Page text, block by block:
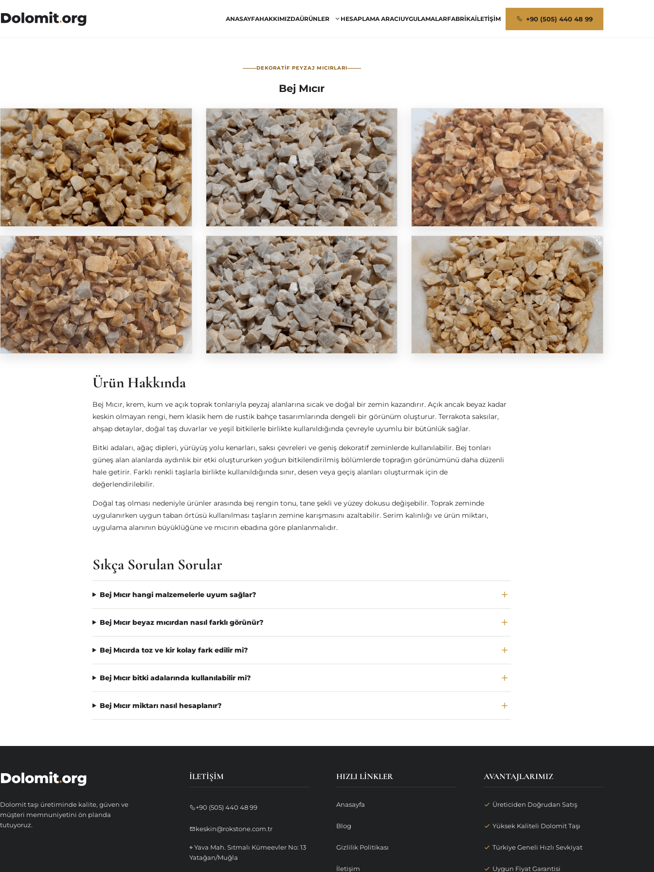
ANASAYFAHAKKIMIZDAÜRÜNLER HESAPLAMA ARACIUYGULAMALARFABRIKAİLETIŞIM +90 (505) 440 48 99
DEKORATIF PEYZAJ MICIRLARI
Bej Mıcır
Ürün Hakkında
Bej Mıcır, krem, kum ve açık toprak tonlarıyla peyzaj alanlarına sıcak ve doğal bir zemin kazandırır. Açık ancak beyaz kadar
keskin olmayan rengi, hem klasik hem de rustik bahçe tasarımlarında dengeli bir görünüm oluşturur. Terrakota saksılar,
ahşap detaylar, doğal taş duvarlar ve yeşil bitkilerle birlikte kullanıldığında çevreyle uyumlu bir bütünlük sağlar.
Bitki adaları, ağaç dipleri, yürüyüş yolu kenarları, saksı çevreleri ve geniş dekoratif zeminlerde kullanılabilir. Bej tonları
güneş alan alanlarda aydınlık bir etki oluştururken yoğun bitkilendirilmiş bölümlerde toprağın görünümünü daha düzenli
hale getirir. Farklı renkli taşlarla birlikte kullanıldığında sınır, desen veya geçiş alanları oluşturmak için de
değerlendirilebilir.
Doğal taş olması nedeniyle ürünler arasında bej rengin tonu, tane şekli ve yüzey dokusu değişebilir. Toprak zeminde
uygulanırken uygun taban örtüsü kullanılması taşların zemine karışmasını azaltabilir. Serim kalınlığı ve ürün miktarı,
uygulama alanının büyüklüğüne ve mıcırın ebadına göre planlanmalıdır.
Sıkça Sorulan Sorular
Bej Mıcır hangi malzemelerle uyum sağlar?
Bej Mıcır beyaz mıcırdan nasıl farklı görünür?
Bej Mıcırda toz ve kir kolay fark edilir mi?
Bej Mıcır bitki adalarında kullanılabilir mi?
Bej Mıcır miktarı nasıl hesaplanır?
Dolomit taşı üretiminde kalite, güven ve
müşteri memnuniyetini ön planda
tutuyoruz.
İLETIŞIM
+90 (505) 440 48 99
keskin@rokstone.com.tr
⌖ Yava Mah. Sıtmalı Kümeevler No: 13
Yatağan/Muğla
HIZLI LINKLER
Anasayfa
Blog
Gizlilik Politikası
İletişim
AVANTAJLARIMIZ
Üreticiden Doğrudan Satış
Yüksek Kaliteli Dolomit Taşı
Türkiye Geneli Hızlı Sevkiyat
Uygun Fiyat Garantisi